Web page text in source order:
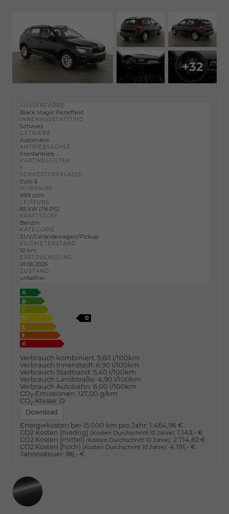
+32
AUSSENFARBE
Black Magic Perleffekt
INNENAUSSTATTUNG
Schwarz
GETRIEBE
Automatik
ANTRIEBSACHSE
Frontantrieb
PARTIKELFILTER
1
SCHADSTOFFKLASSE
Euro 6
HUBRAUM
999 ccm
LEISTUNG
85 kW (116 PS)
KRAFTSTOFF
Benzin
KATEGORIE
SUV/Geländewagen/Pickup
KILOMETERSTAND
10 km
ERSTZULASSUNG
01.06.2026
ZUSTAND
unfallfrei
Verbrauch kombiniert: 5,60 l/100km
Verbrauch Innenstadt: 6,90 l/100km
Verbrauch Stadtrand: 5,40 l/100km
Verbrauch Landstraße: 4,90 l/100km
Verbrauch Autobahn: 6,00 l/100km
CO2-Emissionen: 127,00 g/km
CO2-Klasse: D
Download
Energiekosten bei 15.000 km pro Jahr: 1.464,96 €
CO2 Kosten (niedrig) (Kosten Durchschnitt 10 Jahre): 1.143,- €
CO2 Kosten (mittel) (Kosten Durchschnitt 10 Jahre): 2.714,62 €
CO2 Kosten (hoch) (Kosten Durchschnitt 10 Jahre): 4.191,- €
Jahressteuer: 86,- €